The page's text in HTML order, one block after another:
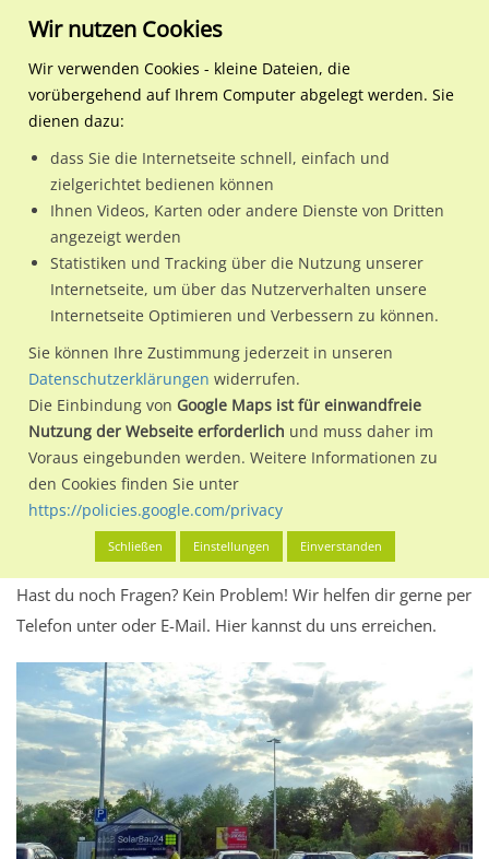
Regionale Plakatwerbung Hessen
Ebsdorfergrund
Am Energiepark 5 (PP) /
35085 / Ebsdorfergrund
Nutze günstige Werbemöglichkeiten am Standort Am
Energiepark 5 (PP) / re. neb. Eing. in Ebsdorfergrund.
Wir erheben für jede unserer Werbeflächen individuelle und
aktuelleStandortinformationenundLeistungswerte
kannst du dich schon vor der Buchung im Detail über den
Standort, seine Reichweite und Werbewirkung sowie
eventuelle Beschränkungen in den zugelassenen
Werbeinhalten informieren.
Alles klar? Dann findest du direkt im unteren Teil dieser Seite
Buchungdes Standorts.
Hast du noch Fragen? Kein Problem! Wir helfen dir gerne per
Telefon unter oder E-Mail. Hier kannst du uns erreichen.
Wir nutzen Cookies
Wir verwenden Cookies - kleine Dateien, die
vorübergehend auf Ihrem Computer abgelegt werden. Sie
dienen dazu:
dass Sie die Internetseite schnell, einfach und
zielgerichtet bedienen können
Ihnen Videos, Karten oder andere Dienste von Dritten
angezeigt werden
Statistiken und Tracking über die Nutzung unserer
Internetseite, um über das Nutzerverhalten unsere
Internetseite Optimieren und Verbessern zu können.
Sie können Ihre Zustimmung jederzeit in unseren
Datenschutzerklärungen widerrufen.
Die Einbindung von Google Maps ist für einwandfreie
Nutzung der Webseite erforderlich und muss daher im
Voraus eingebunden werden. Weitere Informationen zu
den Cookies finden Sie unter
https://policies.google.com/privacy
Schließen Einstellungen Einverstanden